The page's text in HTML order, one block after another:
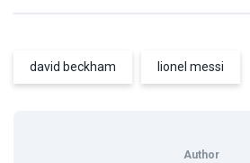
david beckham lionel messi
Author